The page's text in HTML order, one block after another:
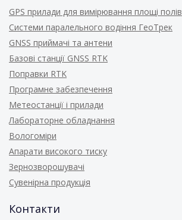
GPS прилади для вимірювання площі полів
Системи паралельного водіння ГеоТрек
GNSS приймачі та антени
Базові станції GNSS RTK
Поправки RTK
Програмне забезпечення
Метеостанції і прилади
Лабораторне обладнання
Вологоміри
Апарати високого тиску
Зернозворошувачі
Сувенірна продукція
Контакти